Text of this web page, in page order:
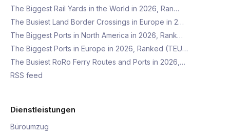
The Biggest Rail Yards in the World in 2026, Ran…
The Busiest Land Border Crossings in Europe in 2…
The Biggest Ports in North America in 2026, Rank…
The Biggest Ports in Europe in 2026, Ranked (TEU…
The Busiest RoRo Ferry Routes and Ports in 2026,…
RSS feed
Dienstleistungen
Büroumzug